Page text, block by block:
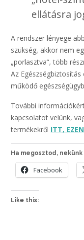
ellátásra
A rendszer lényege
szükség, akkor nem
„porlasztva”, több
Az
működő
További
kapcsolatot velünk,
termékekről ITT,
Ha megosztod,
Facebook
Like this: